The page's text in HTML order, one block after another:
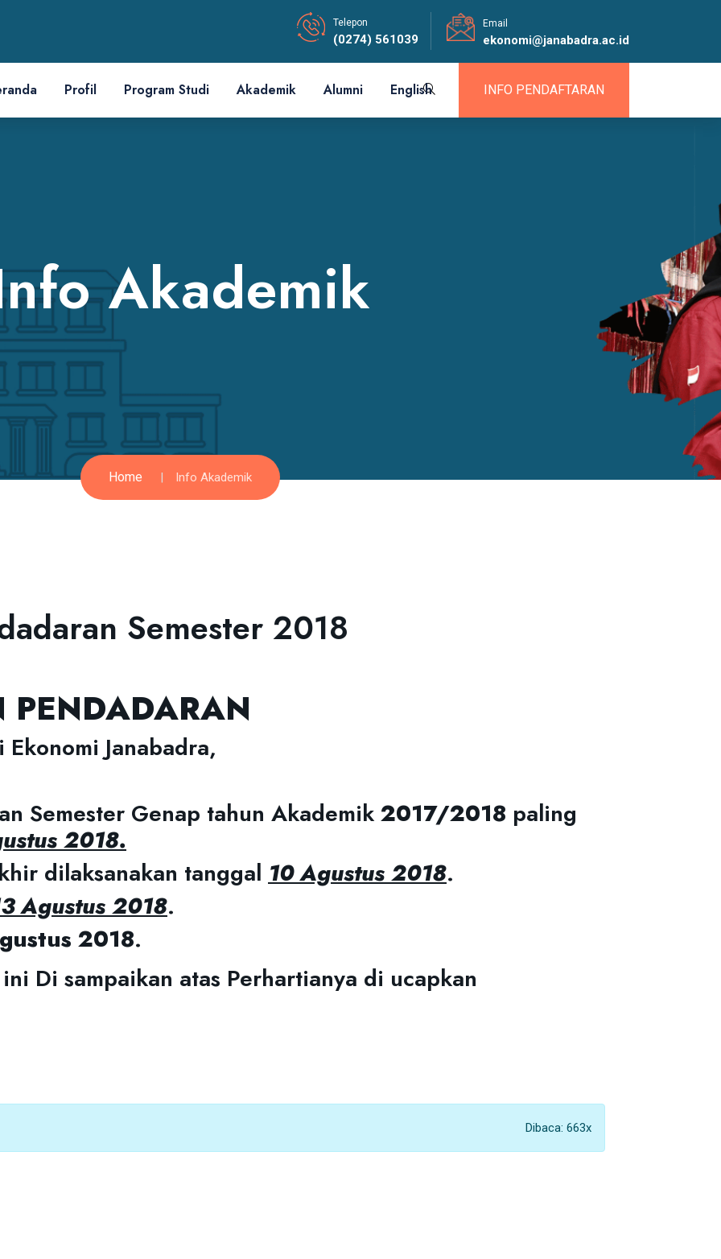
Telepon
(0274) 561039
Email
ekonomi@janabadra.ac.id
Profil Program Studi Akademik Alumni English INFO PENDAFTARAN
Akademik
Home Info Akademik
Semester 2018
PENDADARAN
Janabadra,
Semester Genap tahun Akademik2017/2018 paling
2018.
dilaksanakan tanggal 10 Agustus 2018.
Agustus 2018.
2018.
Di sampaikan atas Perhartianya di ucapkan
Dibaca: 663x